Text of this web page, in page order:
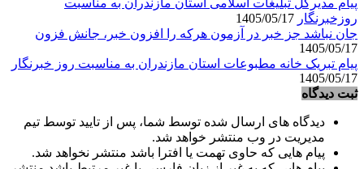
روزخبرنگار
جان نباشد جز خبر در آزمون هرکه را افزون خبر، جانش فزون
1405/05/17
پیام تبریک خانه مطبوعات استان مازندران به مناسبت روز خبرنگار
1405/05/17
ثبت دیدگاه
دیدگاه های ارسال شده توسط شما، پس از تایید توسط تیم
مدیریت در وب منتشر خواهد شد.
پیام هایی که حاوی تهمت یا افترا باشد منتشر نخواهد شد.